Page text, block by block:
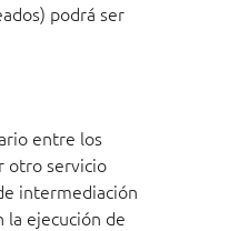
podrá ser
entre los
otro servicio
intermediación
la ejecución de